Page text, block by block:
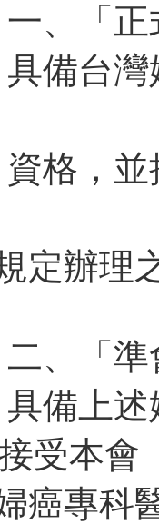
式會
產科
受兩
理之
會
產
受本會
科醫